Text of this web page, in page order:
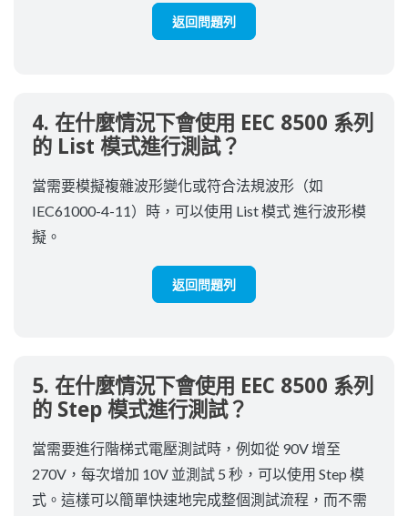
返回問題列
4. 在什麼情況下會使用 EEC 8500 系列
的 List 模式進行測試？
當需要模擬複雜波形變化或符合法規波形（如
IEC61000-4-11）時，可以使用 List 模式 進行波形模
擬。
返回問題列
5. 在什麼情況下會使用 EEC 8500 系列
的 Step 模式進行測試？
當需要進行階梯式電壓測試時，例如從 90V 增至
270V，每次增加 10V 並測試 5 秒，可以使用 Step 模
式。這樣可以簡單快速地完成整個測試流程，而不需